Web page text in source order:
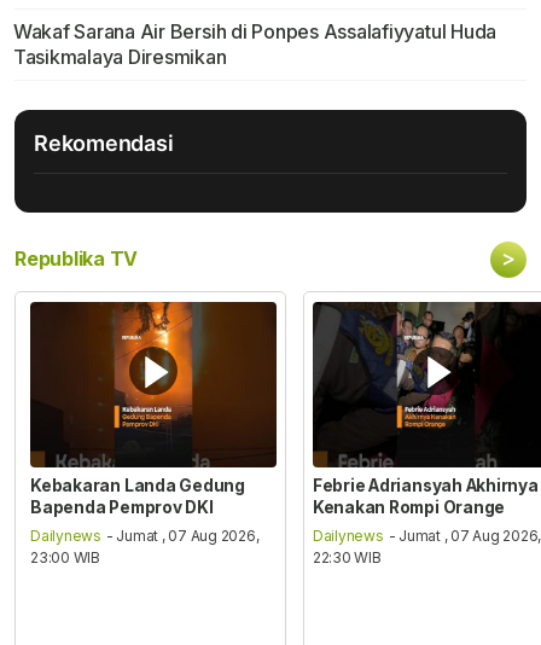
Wakaf Sarana Air Bersih di Ponpes Assalafiyyatul Huda
Tasikmalaya Diresmikan
Rekomendasi
Republika TV >
Kebakaran Landa Gedung
Bapenda Pemprov DKI
Dailynews - Jumat , 07 Aug 2026,
23:00 WIB
Febrie Adriansyah Akhirnya
Kenakan Rompi Orange
Dailynews - Jumat , 07 Aug 2026,
22:30 WIB